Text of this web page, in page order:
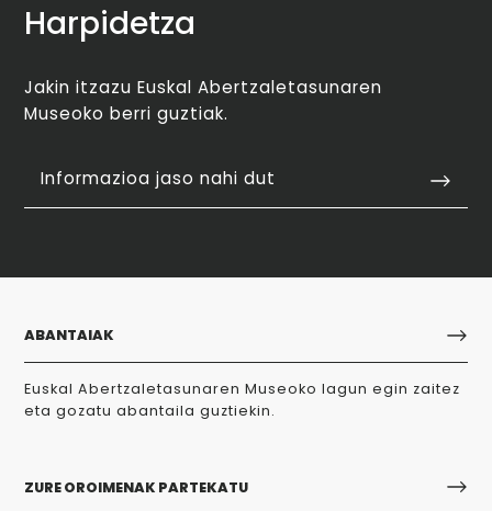
Harpidetza
Jakin itzazu Euskal Abertzaletasunaren
Museoko berri guztiak.
Informazioa jaso nahi dut
ABANTAIAK
Euskal Abertzaletasunaren Museoko lagun egin zaitez
eta gozatu abantaila guztiekin.
ZURE OROIMENAK PARTEKATU